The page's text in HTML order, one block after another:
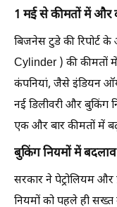
1 मई से कीमतों में और
बिजनेस टुडे की रिपोर्ट
Cylinder ) की कीमतों
कंपनियां, जैसे इंडियन
नई डिलीवरी और बुकिंग
एक और बार कीमतों में
बुकिंग नियमों में बदलाव
सरकार ने पेट्रोलियम
नियमों को पहले ही सख्त